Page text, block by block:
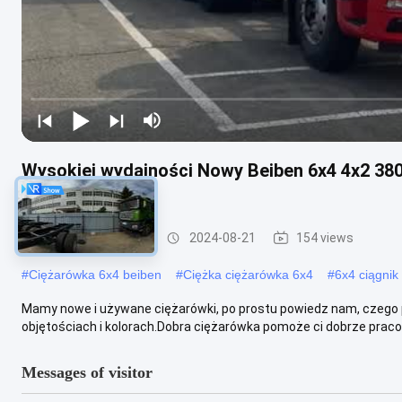
Wysokiej wydajności Nowy Beiben 6x4 4x2
Transport
Ciężarówka Beiben 2024-08-21 154 views
#Ciężarówka 6x4 beiben #Ciężka ciężarówka 6x4 #6x4 ciągnik
Mamy nowe i używane ciężarówki, po prostu powiedz nam,
objętościach i kolorach.Dobra ciężarówka pomoże ci dobrze
Messages of visitor